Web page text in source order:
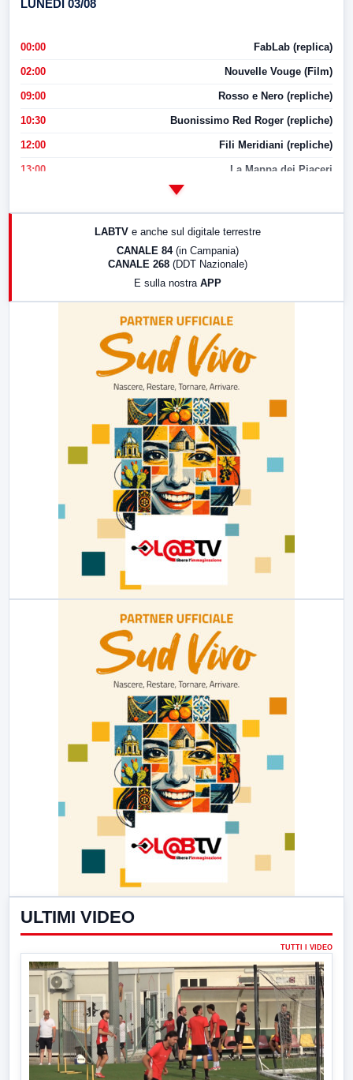
LUNEDI 03/08
00:00 FabLab (replica)
02:00 Nouvelle Vouge (Film)
09:00 Rosso e Nero (repliche)
10:30 Buonissimo Red Roger (repliche)
12:00 Fili Meridiani (repliche)
13:00 La Mappa dei Piaceri
LABTV e anche sul digitale terrestre
CANALE 84 (in Campania)
CANALE 268 (DDT Nazionale)
E sulla nostra APP
ULTIMI VIDEO
TUTTI I VIDEO